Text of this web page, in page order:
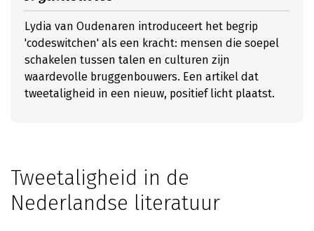
Lydia van Oudenaren introduceert het begrip
'codeswitchen' als een kracht: mensen die soepel
schakelen tussen talen en culturen zijn
waardevolle bruggenbouwers. Een artikel dat
tweetaligheid in een nieuw, positief licht plaatst.
Tweetaligheid in de
Nederlandse literatuur